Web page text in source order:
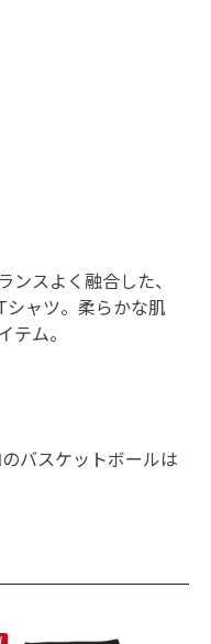
ンスよく融合した、
ャツ。柔らかな肌
ム。
バスケットボールは